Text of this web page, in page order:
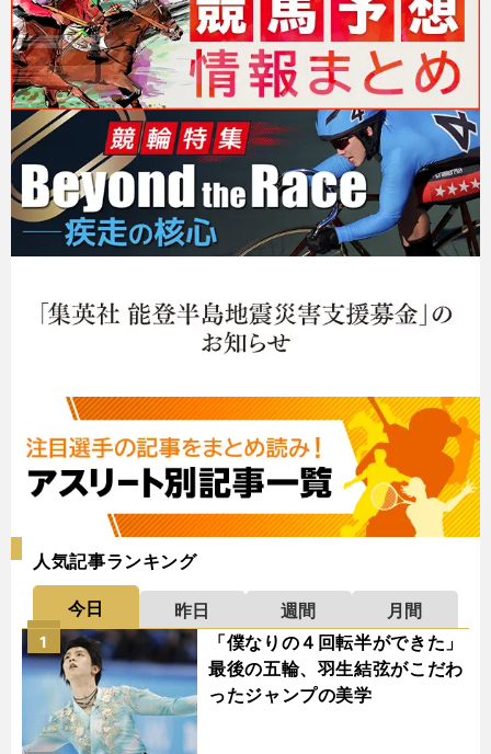
人気記事ランキング
今日 昨日 週間
月間
「僕なりの４回転半ができた」
最後の五輪、羽生結弦がこだわ
ったジャンプの美学
1